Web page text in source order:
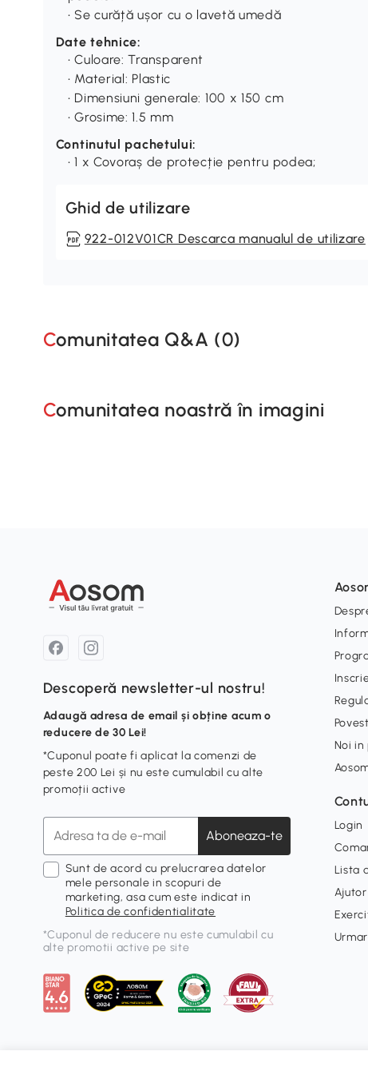
• Se curăță ușor cu o lavetă umedă
Date tehnice:
• Culoare: Transparent
• Material: Plastic
• Dimensiuni generale: 100 x 150 cm
• Grosime: 1.5 mm
Continutul pachetului:
• 1 x Covoraș de protecție pentru podea;
Ghid de utilizare
922-012V01CR Descarca manualul de utilizare
Comunitatea Q&A (0)
Comunitatea noastră în imagini
Descoperă newsletter-ul nostru!
Adaugă adresa de email și obține acum o
reducere de 30 Lei!
*Cuponul poate fi aplicat la comenzi de
peste 200 Lei și nu este cumulabil cu alte
promoții active
Aboneaza-te
Sunt de acord cu prelucrarea datelor
mele personale in scopuri de
marketing, asa cum este indicat in
Politica de confidentialitate
*Cuponul de reducere nu este cumulabil cu
alte promotii active pe site
Noi in
Login
Lista
Ajutor